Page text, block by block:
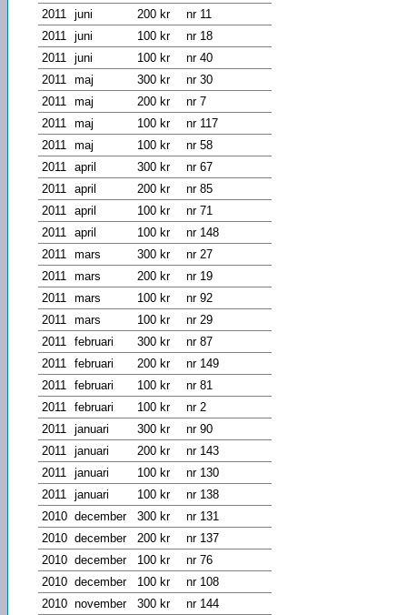
2011
juni 200 kr
nr 11
2011
juni 100 kr
nr 18
2011
juni 100 kr
nr 40
2011
maj 300 kr
nr 30
2011
maj 200 kr
nr 7
2011
maj 100 kr
nr 117
2011
maj 100 kr
nr 58
2011
april 300 kr
nr 67
2011
april 200 kr
nr 85
2011
april 100 kr
nr 71
2011
april 100 kr
nr 148
2011
mars 300 kr
nr 27
2011
mars 200 kr
nr 19
2011
mars 100 kr
nr 92
2011
mars 100 kr
nr 29
2011
februari 300 kr
nr 87
2011
februari 200 kr
nr 149
2011
februari 100 kr
nr 81
2011
februari 100 kr
nr 2
2011
januari 300 kr
nr 90
2011
januari 200 kr
nr 143
2011
januari 100 kr
nr 130
2011
januari 100 kr
nr 138
2010 december 300 kr
nr 131
2010 december 200 kr
nr 137
2010 december 100 kr
nr 76
2010 december 100 kr
nr 108
2010 november 300 kr
nr 144